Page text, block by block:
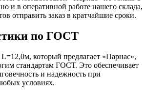
и в оперативной работе нашего склада,
отправить заказ в кратчайшие сроки.
по ГОСТ
который предлагает «Парнас»,
стандартам ГОСТ. Это обеспечивает
и надежность при
условиях.